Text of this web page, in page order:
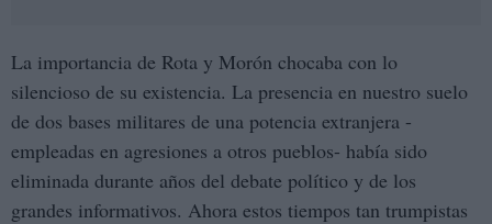
La importancia de Rota y Morón chocaba con lo
silencioso de su existencia. La presencia en nuestro suelo
de dos bases militares de una potencia extranjera -
empleadas en agresiones a otros pueblos- había sido
eliminada durante años del debate político y de los
grandes informativos. Ahora estos tiempos tan trumpistas